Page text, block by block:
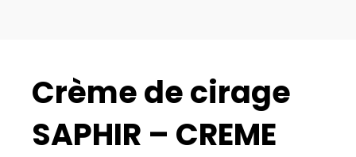
Crème de cirage
SAPHIR – CREME